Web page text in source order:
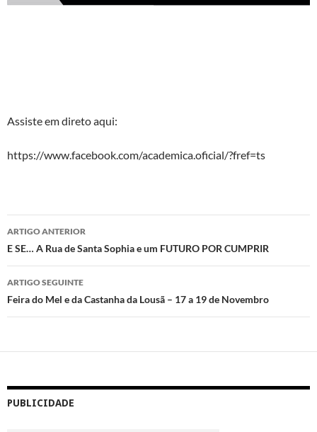
Assiste em direto aqui:
https://www.facebook.com/academica.oficial/?fref=ts
Navegação
de
artigos
ARTIGO ANTERIOR
E SE… A Rua de Santa Sophia e um FUTURO POR CUMPRIR
ARTIGO SEGUINTE
Feira do Mel e da Castanha da Lousã – 17 a 19 de Novembro
PUBLICIDADE